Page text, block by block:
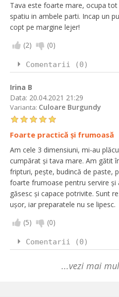
Tava este foarte mare, ocupa
spatiu in ambele parti. Incap un
copt pe margine lejer!
(2) (0)
Comentarii (0)
Irina B
Data: 20.04.2021 21:29
Varianta: Culoare Burgundy
Foarte practică și frumoasă
Am cele 3 dimensiuni, mi-au
cumpărat și tava mare. Am gătit
fripturi, pește, budincă de paste,
foarte frumoase pentru servire și
găsesc și capace potrivite. Sunt
ușor, iar preparatele nu se lipesc.
(5) (0)
Comentarii (0)
...vezi mai